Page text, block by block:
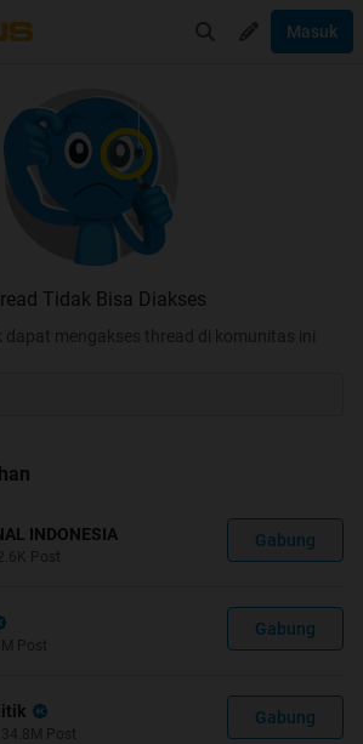
Masuk
Tidak Bisa Diakses
mengakses thread di komunitas ini
INDONESIA
Post
Gabung
Post
Gabung
34.8M Post
Gabung